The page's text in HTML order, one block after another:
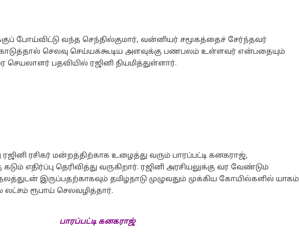
போய்விட்டு வந்த செந்தில்குமார், வன்னியர் சமூகத்தைச் சேர்ந்தவர்
செலவு செய்யக்கூடிய அளவுக்கு பணபலம் உள்ளவர் என்பதையும்
பதவியில் ரஜினி நியமித்துள்ளார்.
ரஜினி ரசிகர் மன்றத்திற்காக உழைத்து வரும் பாரப்பட்டி கனகராஜ்,
எதிர்ப்பு தெரிவித்து வருகிறார். ரஜினி அரசியலுக்கு வர வேண்டும்
இருப்பதற்காகவும் தமிழ்நாடு முழுவதும் முக்கிய கோயில்களில் யாகம்
ரூபாய் செலவழித்தார்.
பாரப்பட்டி கனகராஜ்